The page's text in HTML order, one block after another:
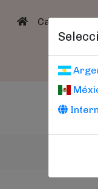
(current)
Catálogo